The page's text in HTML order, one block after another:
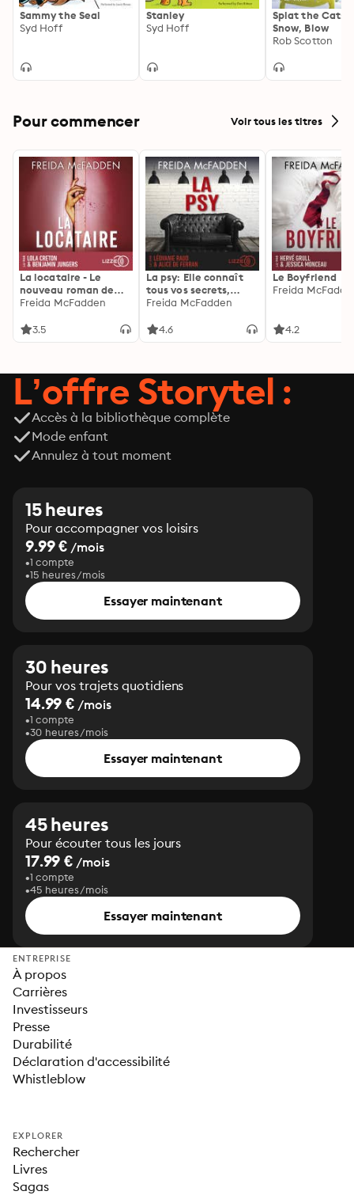
Sammy the Seal
Syd Hoff
Stanley
Syd Hoff
Splat the Cat:
Snow, Blow
Rob Scotton
Pour commencer Voir tous les titres
La locataire - Le
nouveau roman de
l'autrice de La femme
Freida McFadden
3.5
La psy: Elle connaît
tous vos secrets,
découvrez les siens ...
Freida McFadden
4.6
Le Boyfriend
Freida
4.2
L’offre Storytel :
Accès à la bibliothèque complète
Mode enfant
Annulez à tout moment
15 heures
Pour accompagner vos loisirs
9.99 € /mois
1 compte
15 heures/mois
Essayer maintenant
30 heures
Pour vos trajets quotidiens
14.99 € /mois
1 compte
30 heures/mois
Essayer maintenant
45 heures
Pour écouter tous les jours
17.99 € /mois
1 compte
45 heures/mois
Essayer maintenant
ENTREPRISE
À propos
Carrières
Investisseurs
Presse
Durabilité
Déclaration d'accessibilité
Whistleblow
EXPLORER
Rechercher
Livres
Sagas